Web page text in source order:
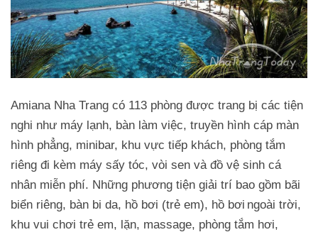
Amiana Nha Trang có 113 phòng được trang bị các tiện
nghi như máy lạnh, bàn làm việc, truyền hình cáp màn
hình phẳng, minibar, khu vực tiếp khách, phòng tắm
riêng đi kèm máy sấy tóc, vòi sen và đồ vệ sinh cá
nhân miễn phí. Những phương tiện giải trí bao gồm bãi
biển riêng, bàn bi da, hồ bơi (trẻ em), hồ bơi ngoài trời,
khu vui chơi trẻ em, lặn, massage, phòng tắm hơi,